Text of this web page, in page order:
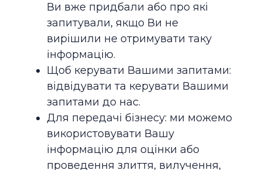
Ви вже придбали або про які
запитували, якщо Ви не
вирішили не отримувати таку
інформацію.
Щоб керувати Вашими запитами:
відвідувати та керувати Вашими
запитами до нас.
Для передачі бізнесу: ми можемо
використовувати Вашу
інформацію для оцінки або
проведення злиття, вилучення,